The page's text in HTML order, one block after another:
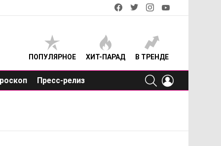
facebooktwitterinstagram
ПОПУЛЯРНОЕ ХИТ-ПАРАД В ТРЕНДЕ
Пресс-релиз
SEARCH